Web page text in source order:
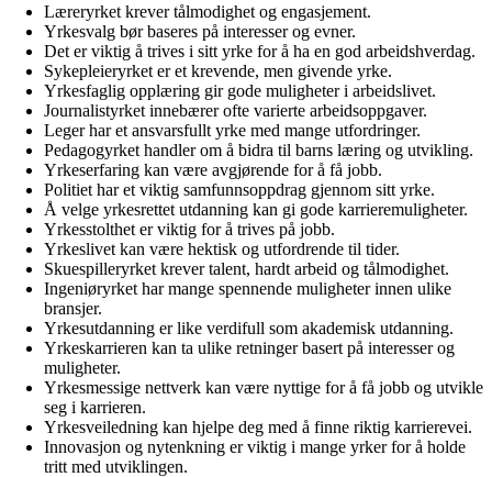
Læreryrket krever tålmodighet og engasjement.
Yrkesvalg bør baseres på interesser og evner.
Det er viktig å trives i sitt yrke for å ha en god arbeidshverdag.
Sykepleieryrket er et krevende, men givende yrke.
Yrkesfaglig opplæring gir gode muligheter i arbeidslivet.
Journalistyrket innebærer ofte varierte arbeidsoppgaver.
Leger har et ansvarsfullt yrke med mange utfordringer.
Pedagogyrket handler om å bidra til barns læring og utvikling.
Yrkeserfaring kan være avgjørende for å få jobb.
Politiet har et viktig samfunnsoppdrag gjennom sitt yrke.
Å velge yrkesrettet utdanning kan gi gode karrieremuligheter.
Yrkesstolthet er viktig for å trives på jobb.
Yrkeslivet kan være hektisk og utfordrende til tider.
Skuespilleryrket krever talent, hardt arbeid og tålmodighet.
Ingeniøryrket har mange spennende muligheter innen ulike
bransjer.
Yrkesutdanning er like verdifull som akademisk utdanning.
Yrkeskarrieren kan ta ulike retninger basert på interesser og
muligheter.
Yrkesmessige nettverk kan være nyttige for å få jobb og utvikle
seg i karrieren.
Yrkesveiledning kan hjelpe deg med å finne riktig karrierevei.
Innovasjon og nytenkning er viktig i mange yrker for å holde
tritt med utviklingen.